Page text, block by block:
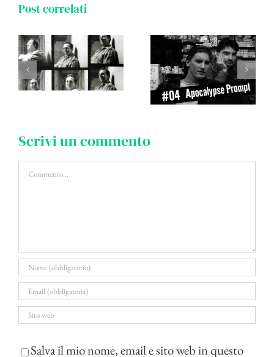
Post correlati
Scrivi un commento
Commento
Salva il mio nome, email e sito web in questo